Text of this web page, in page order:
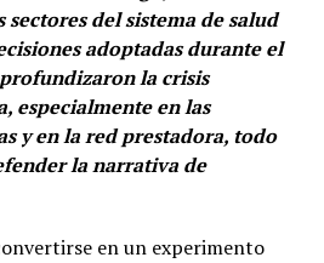
del sistema de salud
adoptadas durante el
la crisis
especialmente en las
y en la red prestadora, todo
la narrativa de
en un experimento